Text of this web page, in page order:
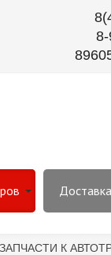
ЗАПЧАСТИ К